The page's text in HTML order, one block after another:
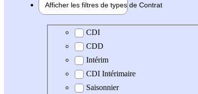
Afficher les filtres de types de Contrat
Type de contrat
CDI
CDD
Intérim
CDI Intérimaire
Saisonnier